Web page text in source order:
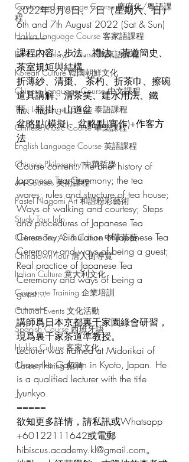
Cantonese Language Course 廣府化/粵語課
程
Hakka Language Course 客家語課程
Bahasa Melayu Course 馬來語課程
Korean Culture 韓國朝鮮文化
Chinese Language Course 中文課程
Thai Language Course 泰語課程
Chinese Music Course 華樂課程
English Language Course 英語課程
Chinese Philosophy 中華哲學
Art Courses 美術課程
Pastel Nagomi Art 和諧粉彩藝術
Study Tour Info
Chinese Tea Art & Culture 中華茶藝
Chinatown Tour 唐人街導覽
Italian Culture 意大利文化
Corporate Training 企業培訓
Cultural Events 文化活動
Spanish Course 西班牙語
Hakka Culture 客家文化
Career/Hiring 招聘
2022年8月6日、7日（星期六、日）
6th and 7th August 2022 (Sat & Sun)
=====
課程內容：步法、禮法、茶道簡史、
茶室規矩與結構
折薄紗、清棗、 茶杓、折茶巾、擦碗
道具講解、清茶笑、建水用法、鐵
瓶、瓶掛、山道盆
盆略點(模擬)、盆略點(實作)+作客方
法
Course content: The brief history of
Japanese Tea Ceremony; the tea
wares; rules and structure of tea house;
Ways of walking and courtesy; Steps
and procedures of Japanese Tea
Ceremony; Simulation of Japanese Tea
Ceremony and ways of being a guest;
Real practice of Japanese Tea
Ceremony and ways of being a
guest…
=====
講師爲日本京都裏千家園綠會研習，
現爲裏千家茶道準教授。
Lecturer was trained at Midorikai of
Urasenke Gakuen in Kyoto, Japan. He
is a qualified lecturer with the title
Jyunkyo.
=====
欲知更多詳情，請私訊或Whatsapp
+60122111642或電郵
hibiscus.academy.kl@gmail.com。